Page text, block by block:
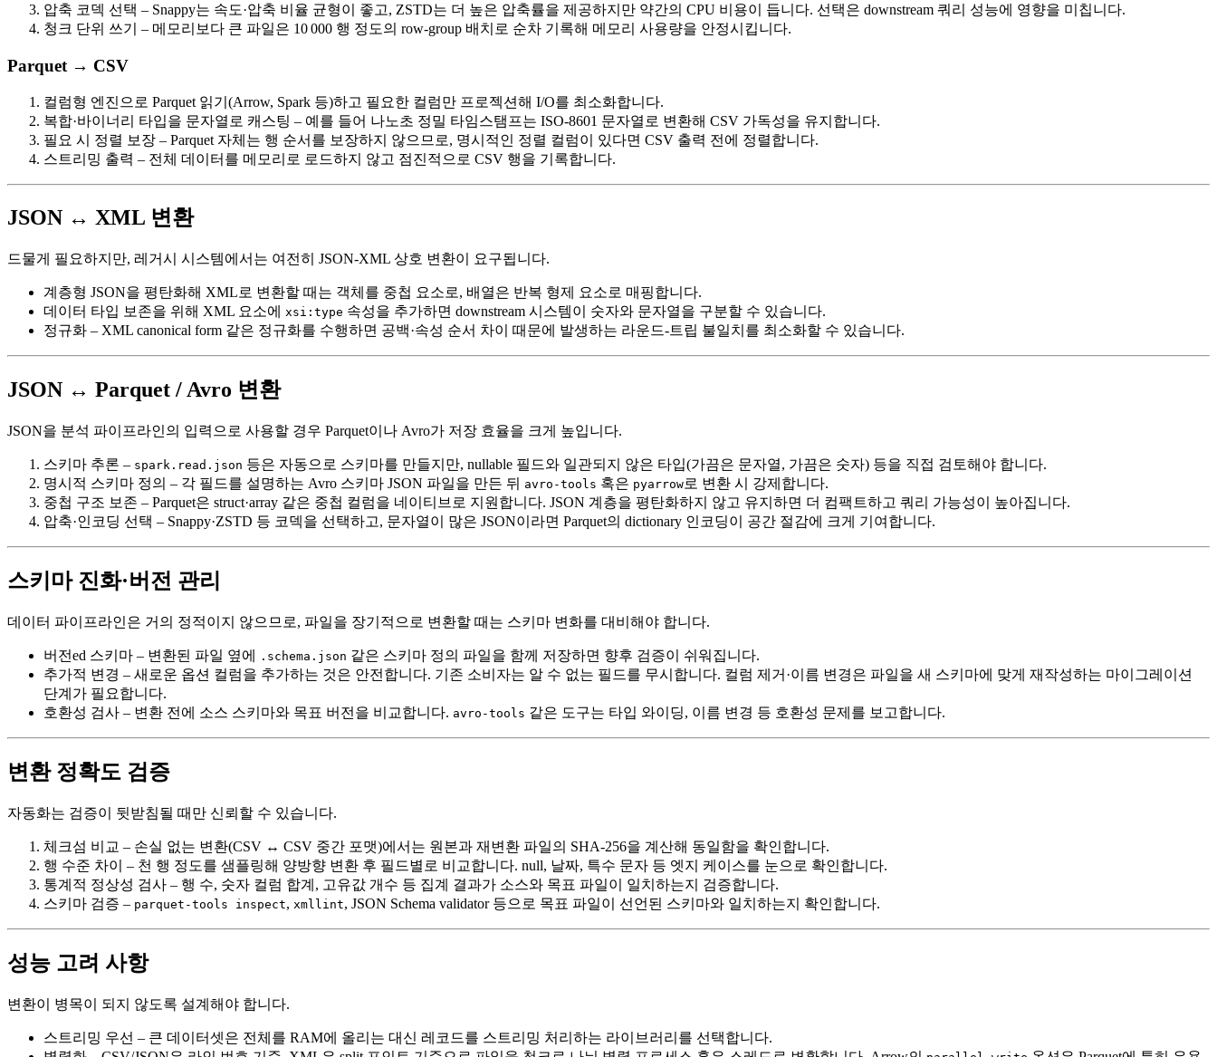
압축 코덱 선택 – Snappy는 속도·압축 비율 균형이 좋고, ZSTD는 더 높은 압축률을 제공하지만 약간의 CPU 비용이 듭니다. 선택은 downstream 쿼리 성능에 영향을 미칩니다.
청크 단위 쓰기
– 메모리보다 큰 파일은 10 000 행 정도의 row‑group 배치로 순차 기록해 메모리 사용량을 안정시킵니다.
Parquet → CSV
컬럼형 엔진으로 Parquet 읽기 (Arrow, Spark 등)하고 필요한 컬럼만 프로젝션해 I/O를 최소화합니다.
복합·바이너리 타입을 문자열로 캐스팅 – 예를 들어 나노초 정밀 타임스탬프는 ISO‑8601 문자열로 변환해 CSV 가독성을 유지합니다.
필요 시 정렬 보장 – Parquet 자체는 행 순서를 보장하지 않으므로, 명시적인 정렬 컬럼이 있다면 CSV 출력 전에 정렬합니다.
스트리밍 출력 – 전체 데이터를 메모리로 로드하지 않고 점진적으로 CSV 행을 기록합니다.
JSON ↔ XML 변환
드물게 필요하지만, 레거시 시스템에서는 여전히 JSON‑XML 상호 변환이 요구됩니다.
계층형 JSON을 평탄화해 XML로 변환할 때는 객체를 중첩 요소로, 배열은 반복 형제 요소로 매핑합니다.
데이터 타입 보존을 위해 XML 요소에 xsi:type 속성을 추가하면 downstream 시스템이 숫자와 문자열을 구분할 수 있습니다.
정규화 – XML canonical form 같은 정규화를 수행하면 공백·속성 순서 차이 때문에 발생하는 라운드‑트립 불일치를 최소화할 수 있습니다.
JSON ↔ Parquet / Avro 변환
JSON을 분석 파이프라인의 입력으로 사용할 경우 Parquet이나 Avro가 저장 효율을 크게 높입니다.
스키마 추론 – spark.read.json 등은 자동으로 스키마를 만들지만, nullable 필드와 일관되지 않은 타입(가끔은 문자열, 가끔은 숫자) 등을 직접 검토해야 합니다.
명시적 스키마 정의 – 각 필드를 설명하는 Avro 스키마 JSON 파일을 만든 뒤 avro-tools 혹은 pyarrow로 변환 시 강제합니다.
중첩 구조 보존 – Parquet은 struct·array 같은 중첩 컬럼을 네이티브로 지원합니다. JSON 계층을 평탄화하지 않고 유지하면 더 컴팩트하고 쿼리 가능성이 높아집니다.
압축·인코딩 선택 – Snappy·ZSTD 등 코덱을 선택하고, 문자열이 많은 JSON이라면 Parquet의 dictionary 인코딩이 공간 절감에 크게 기여합니다.
스키마 진화·버전 관리
데이터 파이프라인은 거의 정적이지 않으므로, 파일을 장기적으로 변환할 때는 스키마 변화를 대비해야 합니다.
버전ed 스키마 – 변환된 파일 옆에 .schema.json 같은 스키마 정의 파일을 함께 저장하면 향후 검증이 쉬워집니다.
추가적 변경 – 새로운 옵션 컬럼을 추가하는 것은 안전합니다. 기존 소비자는 알 수 없는 필드를 무시합니다. 컬럼 제거·이름 변경은 파일을 새 스키마에 맞게 재작성하는 마이그레이션
단계가 필요합니다.
호환성 검사 – 변환 전에 소스 스키마와 목표 버전을 비교합니다. avro-tools 같은 도구는 타입 와이딩, 이름 변경 등 호환성 문제를 보고합니다.
변환 정확도 검증
자동화는 검증이 뒷받침될 때만 신뢰할 수 있습니다.
체크섬 비교 – 손실 없는 변환(CSV ↔ CSV 중간 포맷)에서는 원본과 재변환 파일의 SHA‑256을 계산해 동일함을 확인합니다.
행 수준 차이
– 천 행 정도를 샘플링해 양방향 변환 후 필드별로 비교합니다. null, 날짜, 특수 문자 등 엣지 케이스를 눈으로 확인합니다.
통계적 정상성 검사 – 행 수, 숫자 컬럼 합계, 고유값 개수 등 집계 결과가 소스와 목표 파일이 일치하는지 검증합니다.
스키마 검증 – parquet-tools inspect, xmllint, JSON Schema validator 등으로 목표 파일이 선언된 스키마와 일치하는지 확인합니다.
성능 고려 사항
변환이 병목이 되지 않도록 설계해야 합니다.
스트리밍 우선 – 큰 데이터셋은 전체를 RAM에 올리는 대신 레코드를 스트리밍 처리하는 라이브러리를 선택합니다.